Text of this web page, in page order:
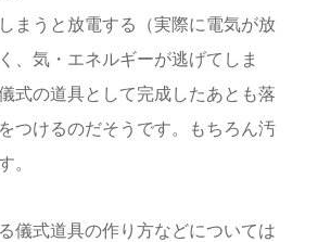
まうと放電する（実際に電気が放
、気・エネルギーが逃げてしま
式の道具として完成したあとも落
つけるのだそうです。もちろん汚
。
儀式道具の作り方などについては